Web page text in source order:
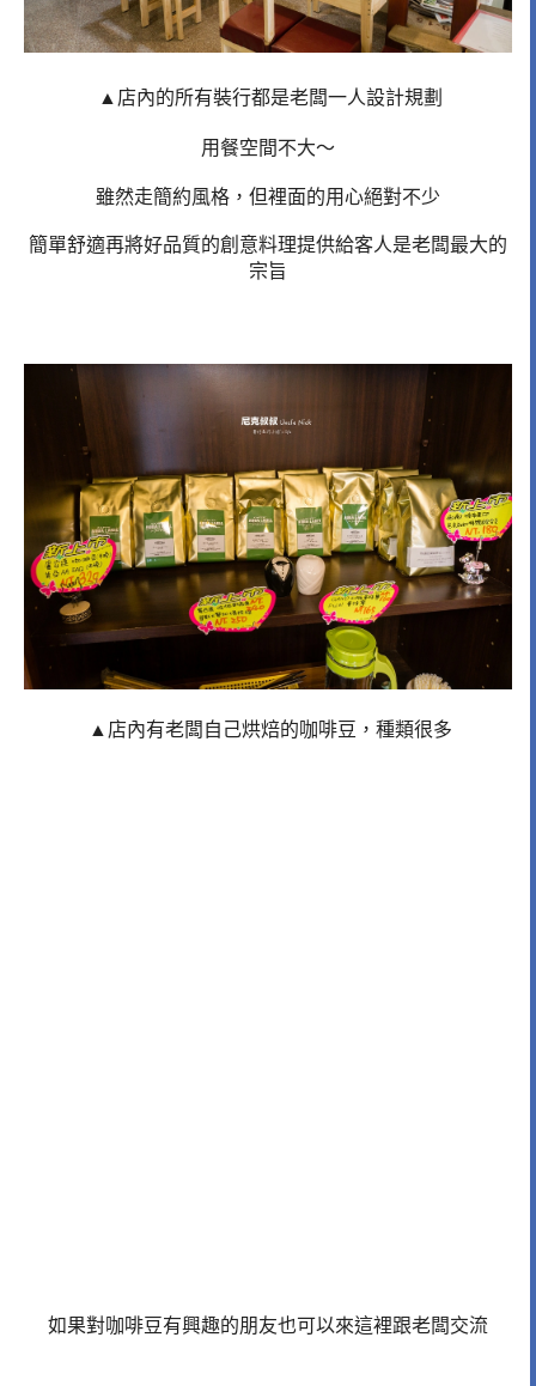
▲店內的所有裝行都是老闆一人設計規劃
用餐空間不大～
雖然走簡約風格，但裡面的用心絕對不少
簡單舒適再將好品質的創意料理提供給客人是老闆最大的
宗旨
▲店內有老闆自己烘焙的咖啡豆，種類很多
如果對咖啡豆有興趣的朋友也可以來這裡跟老闆交流